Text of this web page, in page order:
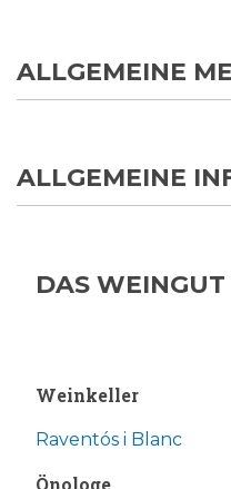
ALLGEMEINE
ALLGEMEINE
DAS WEINGUT
Weinkeller
Raventós i Blanc
Önologe